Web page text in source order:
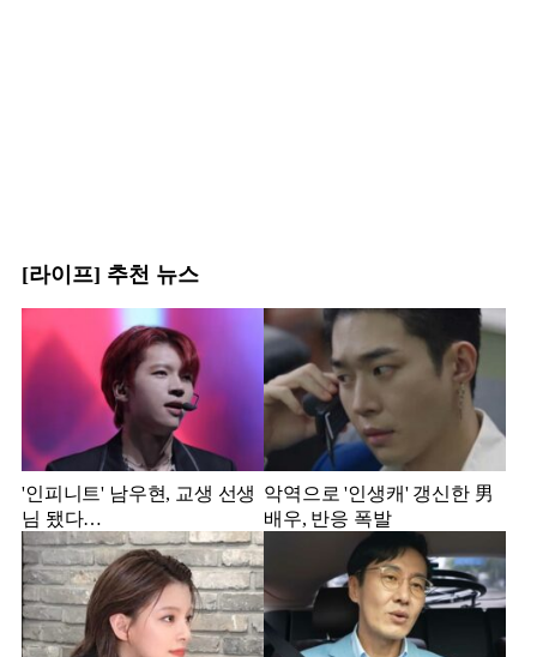
[라이프] 추천 뉴스
'인피니트' 남우현, 교생 선생
님 됐다…
악역으로 '인생캐' 갱신한 男
배우, 반응 폭발